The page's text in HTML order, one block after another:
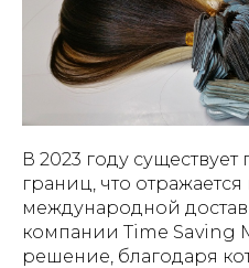
В 2023 году
границ, что отражается
международной
компании Time Saving
решение, благодаря